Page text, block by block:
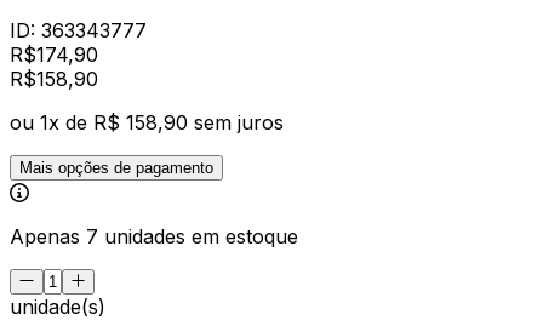
ID: 363343777
R$174,90
R$158,90
ou 1x de R$ 158,90 sem juros
Mais opções de pagamento
Apenas 7 unidades em estoque
unidade(s)